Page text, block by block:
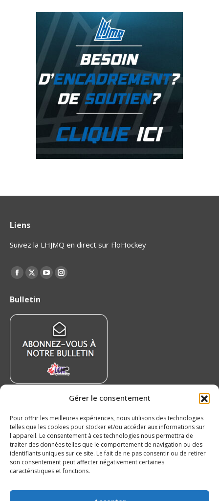
Gérer le consentement
Pour offrir les meilleures expériences, nous utilisons des technologies
telles que les cookies pour stocker et/ou accéder aux informations sur
l'appareil. Le consentement à ces technologies nous permettra de
traiter des données telles que le comportement de navigation ou des
identifiants uniques sur ce site. Le fait de ne pas consentir ou de retirer
son consentement peut affecter négativement certaines
caractéristiques et fonctions.
Liens
Suivez la LHJMQ en direct sur FloHockey
Find us on:
La
Facebook
s’ouvrira
une
nouvelle
La
X
s’ouvrira
une
nouvelle
fenêtre
La
s’ouvrira
dans
une
nouvelle
fenêtre
La
s’ouvrira
dans
une
nouvelle
fenêtre
Bulletin
Nouvelles récentes
Nos 20 ans – Islanders de Charlottetown
7 août 2026
Nissan Canada devient partenaire officiel de la
LHJMQ
6 août 2026